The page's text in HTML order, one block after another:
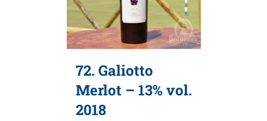
72. Galiotto
Merlot – 13% vol.
2018